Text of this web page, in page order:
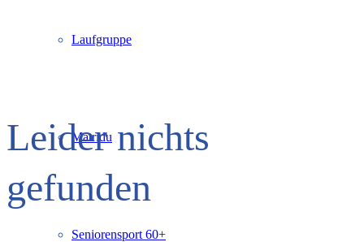
Laufgruppe
Matridu
Seniorensport 60+
Leider nichts
gefunden